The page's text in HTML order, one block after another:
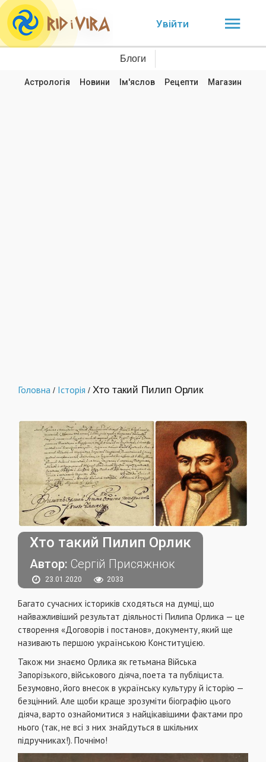
Увійти
Блоги
Астрологія Новини Ім'яслов Рецепти Магазин
Головна / Історія / Хто такий Пилип Орлик
Хто такий Пилип Орлик
Автор: Сергій Присяжнюк
23.01.2020 2033
Багато сучасних істориків сходяться на думці, що
найважливіший результат діяльності Пилипа Орлика — це
створення «Договорів і постанов», документу, який ще
називають першою українською Конституцією.
Також ми знаємо Орлика як гетьмана Війська
Запорізького, військового діяча, поета та публіциста.
Безумовно, його внесок в українську культуру й історію —
безцінний. Але щоби краще зрозуміти біографію цього
діяча, варто ознайомитися з найцікавішими фактами про
нього (так, не всі з них знайдуться в шкільних
підручниках!). Почнімо!